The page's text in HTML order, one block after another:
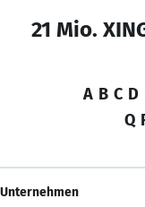
21 Mio.
A B C D
Q
Unternehmen